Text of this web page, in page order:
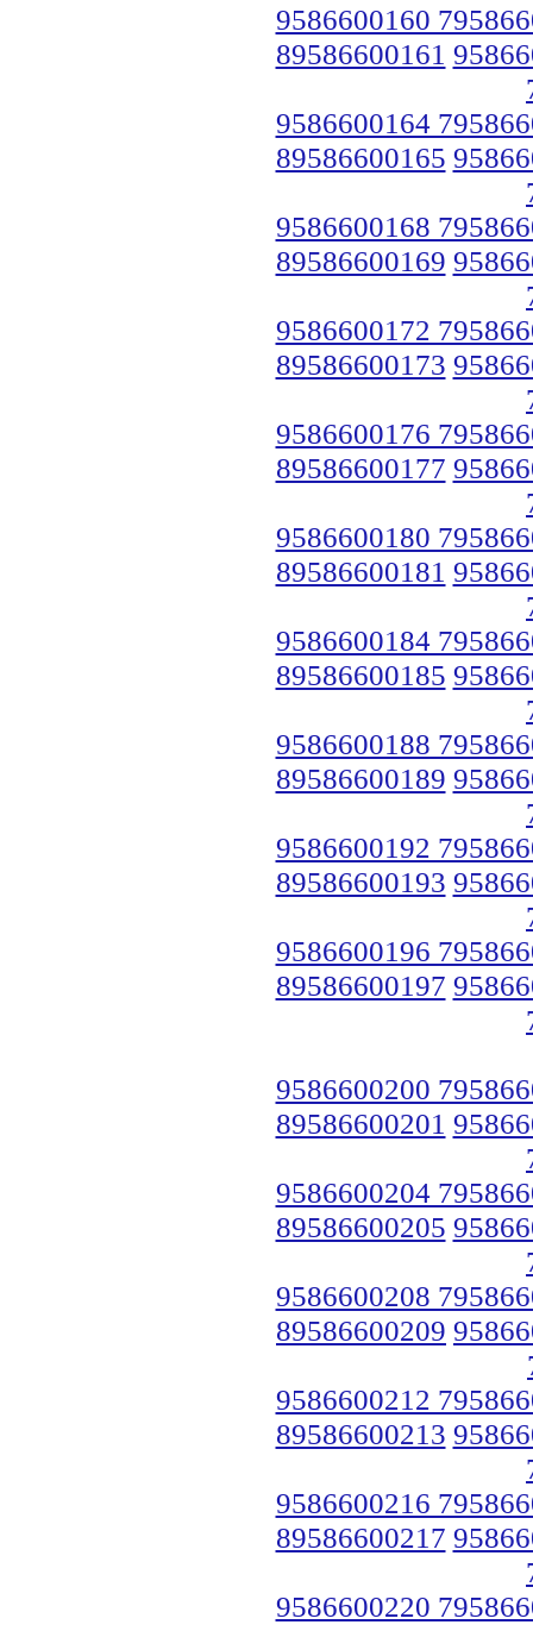
9586600160
89586600161
9586600164
89586600165
9586600168
89586600169
9586600172
89586600173
9586600176
89586600177
9586600180
89586600181
9586600184
89586600185
9586600188
89586600189
9586600192
89586600193
9586600196
89586600197
9586600200
89586600201
9586600204
89586600205
9586600208
89586600209
9586600212
89586600213
9586600216
89586600217
9586600220